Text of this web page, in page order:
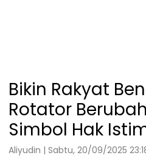
Bikin Rakyat
Rotator
Simbol Hak
Aliyudin | Sabtu, 20/09/2025